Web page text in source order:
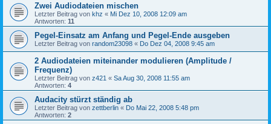
Zwei Audiodateien mischen
Letzter Beitrag von khz « Mi Dez 10, 2008 12:09 am
Antworten: 11
Pegel-Einsatz am Anfang und Pegel-Ende ausgeben
Letzter Beitrag von random23098 « Do Dez 04, 2008 9:45 am
2 Audiodateien miteinander modulieren (Amplitude /
Frequenz)
Letzter Beitrag von z421 « Sa Aug 30, 2008 11:55 am
Antworten: 4
Audacity stürzt ständig ab
Letzter Beitrag von zettberlin « Do Mai 22, 2008 5:48 pm
Antworten: 2